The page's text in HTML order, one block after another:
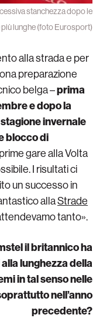
stanchezza dopo le
lunghe (foto Eurosport)
alla strada e per
preparazione
belga –prima
e dopo la
invernale
blocco di
gare alla Volta
I risultati ci
un successo in
allaStrade
tanto».
il britannico ha
lunghezza della
in tal senso nelle
nell’anno
precedente?